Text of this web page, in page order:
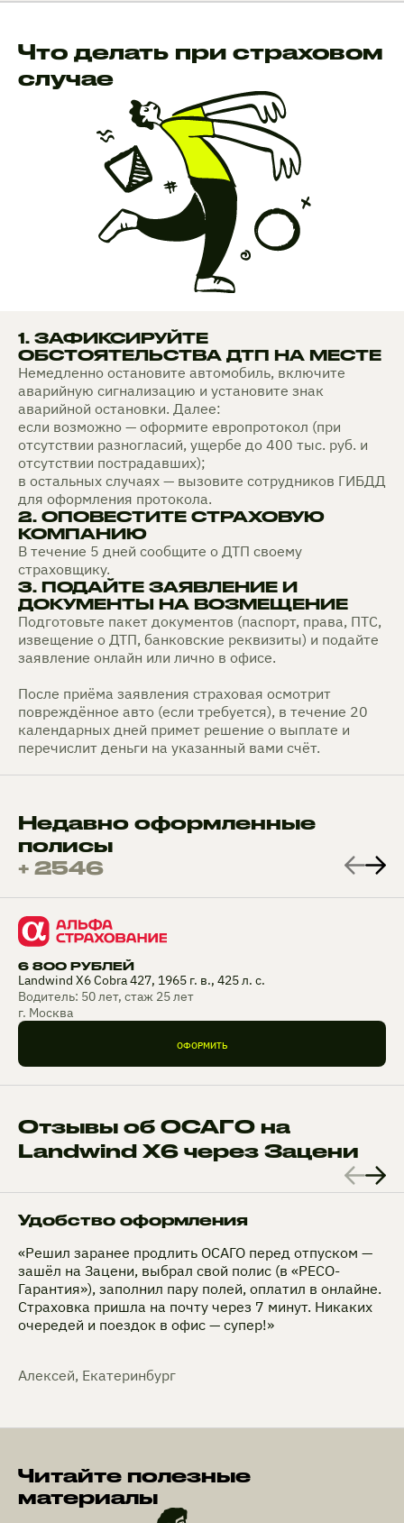
Что делать при страховом
случае
1. ЗАФИКСИРУЙТЕ
ОБСТОЯТЕЛЬСТВА ДТП НА МЕСТЕ
Немедленно остановите автомобиль, включите
аварийную сигнализацию и установите знак
аварийной остановки. Далее:
если возможно — оформите европротокол (при
отсутствии разногласий, ущербе до 400 тыс. руб. и
отсутствии пострадавших);
в остальных случаях — вызовите сотрудников ГИБДД
для оформления протокола.
2. ОПОВЕСТИТЕ СТРАХОВУЮ
КОМПАНИЮ
В течение 5 дней сообщите о ДТП своему
страховщику.
3. ПОДАЙТЕ ЗАЯВЛЕНИЕ И
ДОКУМЕНТЫ НА ВОЗМЕЩЕНИЕ
Подготовьте пакет документов (паспорт, права, ПТС,
извещение о ДТП, банковские реквизиты) и подайте
заявление онлайн или лично в офисе.
После приёма заявления страховая осмотрит
повреждённое авто (если требуется), в течение 20
календарных дней примет решение о выплате и
перечислит деньги на указанный вами счёт.
Недавно оформленные
полисы
+ 2546
6 800 РУБЛЕЙ
Landwind X6 Cobra 427, 1965 г. в., 425 л. с.
Водитель: 50 лет, стаж 25 лет
г. Москва
ОФОРМИТЬ
Отзывы об ОСАГО на
Landwind X6 через Зацени
Удобство оформления
«Решил заранее продлить ОСАГО перед отпуском —
зашёл на Зацени, выбрал свой полис (в «РЕСО-
Гарантия»), заполнил пару полей, оплатил в онлайне.
Страховка пришла на почту через 7 минут. Никаких
очередей и поездок в офис — супер!»
Алексей, Екатеринбург
Читайте полезные
материалы